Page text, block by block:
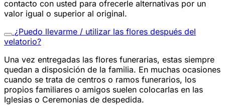
contacto con usted para ofrecerle alternativas por un
valor igual o superior al original.
¿Puedo llevarme / utilizar las flores después del
velatorio?
Una vez entregadas las flores funerarias, estas siempre
quedan a disposición de la familia. En muchas ocasiones
cuando se trata de centros o ramos funerarios, los
propios familiares o amigos suelen colocarlas en las
Iglesias o Ceremonias de despedida.